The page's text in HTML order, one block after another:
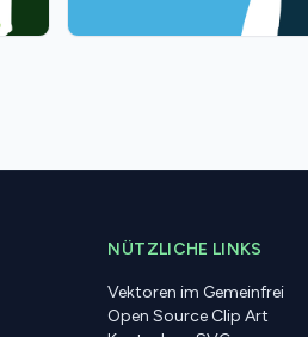
NÜTZLICHE LINKS
Vektoren im Gemeinfrei
Open Source Clip Art